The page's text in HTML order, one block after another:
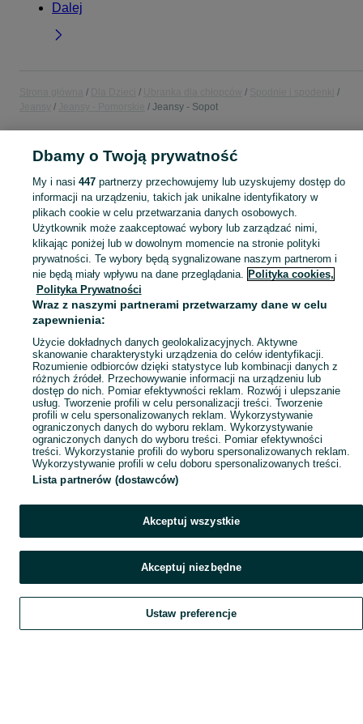
Dalej
Jeansy - Sopot
POLSKA » POMORSKIE » SOPOT
KATEGORIA
ubranko do chrztu dla chłopca,ubranka na roczek dla chłopca Zobacz
Mapa kategorii
Mapa miejscowości
Mapa ministron
Popularne wyszukiwania
Szukaj Obserwujesz Dodaj Czat Konto
Dbamy o Twoją prywatność
My i nasi 447partnerzy przechowujemy lub uzyskujemy dostęp do
informacji na urządzeniu, takich jak unikalne identyfikatory w
plikach cookie w celu przetwarzania danych osobowych.
Użytkownik może zaakceptować wybory lub zarządzać nimi,
klikając poniżej lub w dowolnym momencie na stronie polityki
prywatności. Te wybory będą sygnalizowane naszym partnerom i
nie będą miały wpływu na dane przeglądania. Polityka cookies,
Polityka Prywatności
Wraz z naszymi partnerami przetwarzamy dane w celu
zapewnienia:
Użycie dokładnych danych geolokalizacyjnych. Aktywne
skanowanie charakterystyki urządzenia do celów identyfikacji.
Rozumienie odbiorców dzięki statystyce lub kombinacji danych z
różnych źródeł. Przechowywanie informacji na urządzeniu lub
dostęp do nich. Pomiar efektywności reklam. Rozwój i ulepszanie
usług. Tworzenie profili w celu personalizacji treści. Tworzenie
profili w celu spersonalizowanych reklam. Wykorzystywanie
ograniczonych danych do wyboru reklam. Wykorzystywanie
ograniczonych danych do wyboru treści. Pomiar efektywności
treści. Wykorzystanie profili do wyboru spersonalizowanych reklam.
Wykorzystywanie profili w celu doboru spersonalizowanych treści.
Lista partnerów (dostawców)
Akceptuj wszystkie
Akceptuj niezbędne
Ustaw preferencje